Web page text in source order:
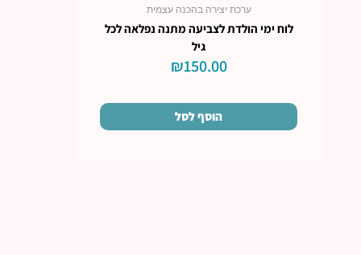
ערכת יצירה בהכנה עצמית
לוח ימי הולדת לצביעה מתנה נפלאה לכל
גיל
₪150.00
הוסף לסל